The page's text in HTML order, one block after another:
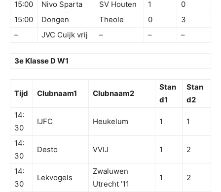
15:00
Nivo Sparta SV Houten 1
0
15:00
Dongen Theole 0
3
–
JVC Cuijk vrij – – –
3e Klasse D W1
Tijd Clubnaam1 Clubnaam2
Stan
d1
Stan
d2
14:
30
IJFC Heukelum 1 1
14:
30
Desto VVIJ 1 2
14:
30
Lekvogels
Zwaluwen
Utrecht ’11
1 2